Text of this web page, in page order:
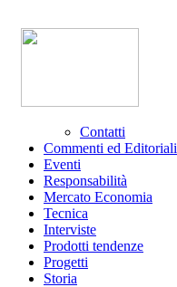
Contatti
Commenti ed Editoriali
Eventi
Responsabilità
Mercato Economia
Tecnica
Interviste
Prodotti tendenze
Progetti
Storia